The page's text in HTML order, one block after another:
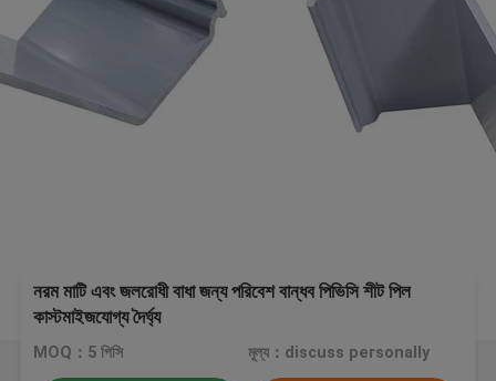
নরম মাটি এবং জলরোধী বাধা জন্য পরিবেশ বান্ধব পিভিসি শীট পিল
কাস্টমাইজযোগ্য দৈর্ঘ্য
MOQ：5 পিসি মূল্য：discuss personally